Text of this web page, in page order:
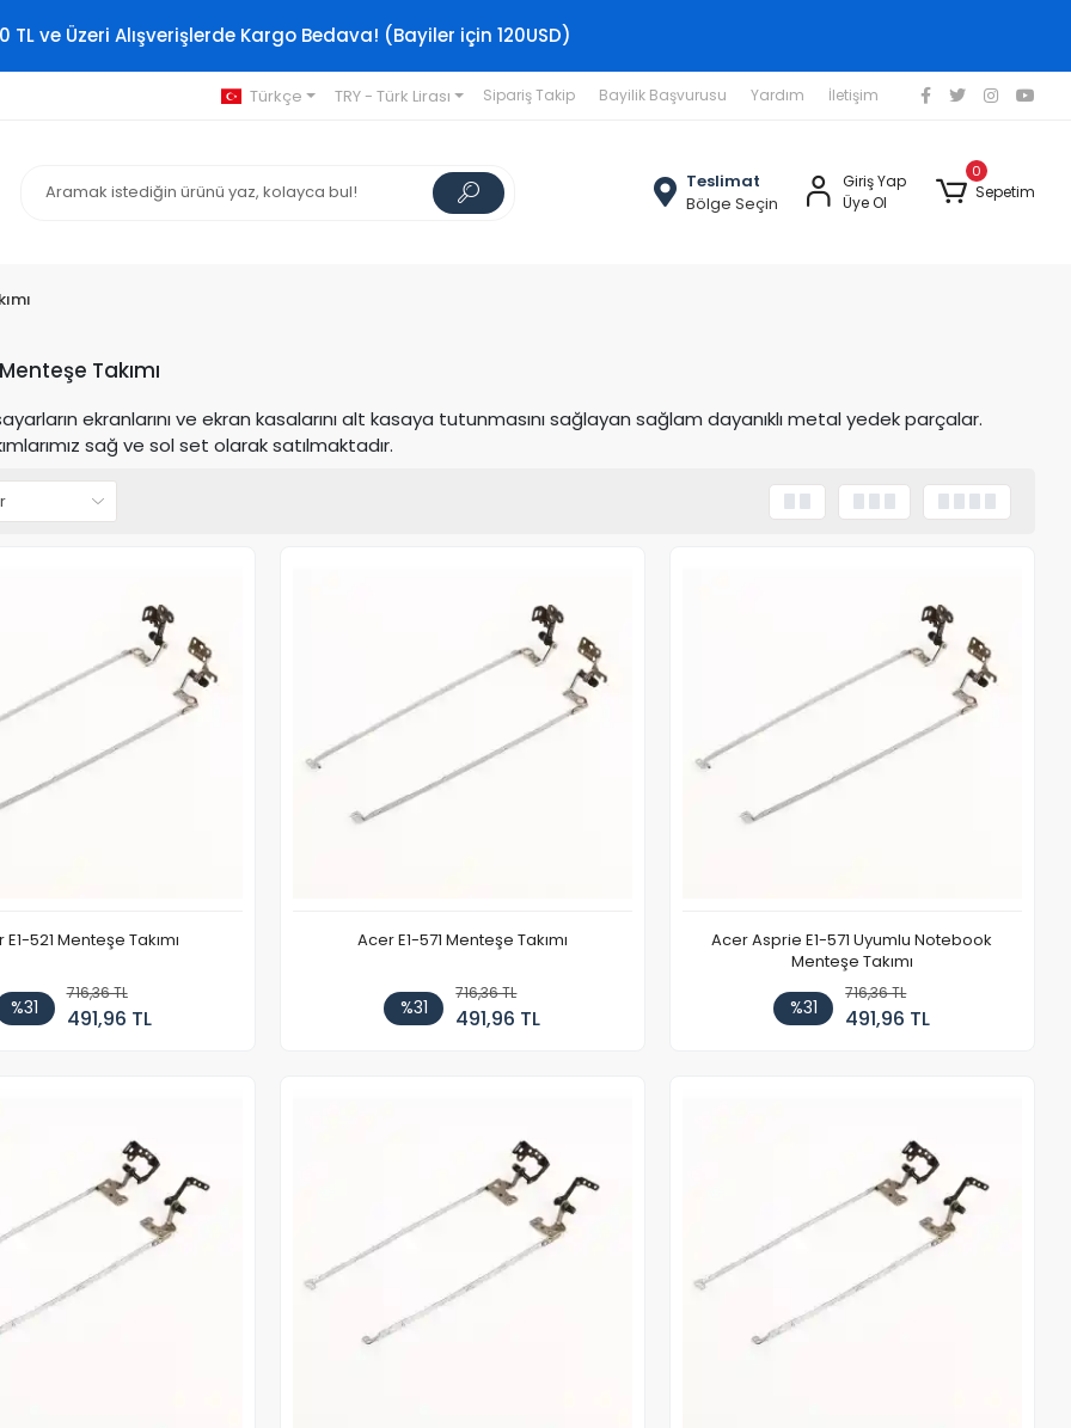
TL ve Üzeri Alışverişlerde Kargo Bedava! (Bayiler için 120USD)
Türkçe TRY - Türk Lirası Sipariş Takip Bayilik Başvurusu Yardım İletişim
Teslimat
Bölge Seçin
Giriş Yap
Üye Ol
0
Sepetim
Takımı
ekranlarını ve ekran kasalarını alt kasaya tutunmasını sağlayan sağlam dayanıklı metal yedek parçalar.
sağ ve sol set olarak satılmaktadır.
521 Menteşe Takımı
%31
716,36 TL
491,96 TL
Acer E1-571 Menteşe Takımı
%31
716,36 TL
491,96 TL
Acer Asprie E1-571 Uyumlu Notebook
Menteşe Takımı
%31
716,36 TL
491,96 TL